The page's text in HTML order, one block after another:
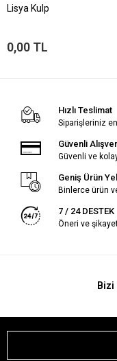
Lisya Kulp
0,00 TL
Hızlı Teslimat
Siparişleriniz
Güvenli
Güvenli ve
Geniş Ürün
Binlerce ürün
7 / 24 DESTEK
Öneri ve
Bizi